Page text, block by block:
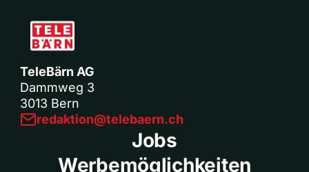
TeleBärn AG
Dammweg 3
3013 Bern
redaktion@telebaern.ch
Jobs
Werbemöglichkeiten